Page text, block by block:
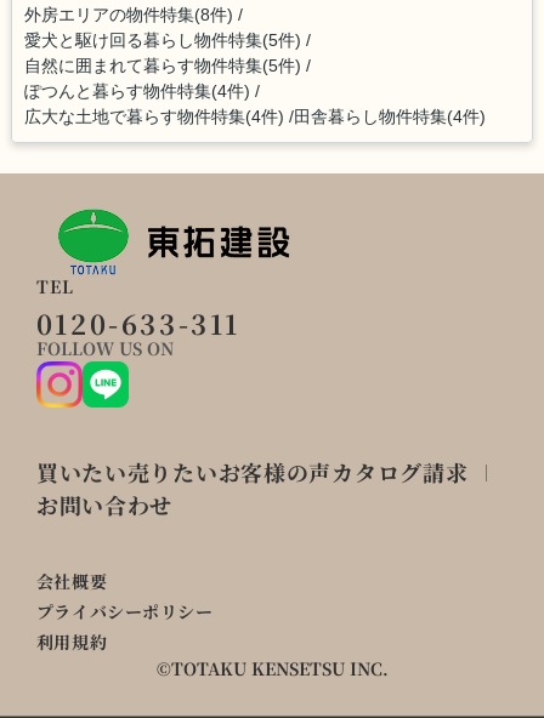
外房エリアの物件特集(8件)
愛犬と駆け回る暮らし物件特集(5件)
自然に囲まれて暮らす物件特集(5件)
ぽつんと暮らす物件特集(4件)
広大な土地で暮らす物件特集(4件) 田舎暮らし物件特集(4件)
TEL
0120-633-311
FOLLOW US ON
買いたい売りたいお客様の声カタログ請求
お問い合わせ
会社概要
プライバシーポリシー
利用規約
©TOTAKU KENSETSU INC.